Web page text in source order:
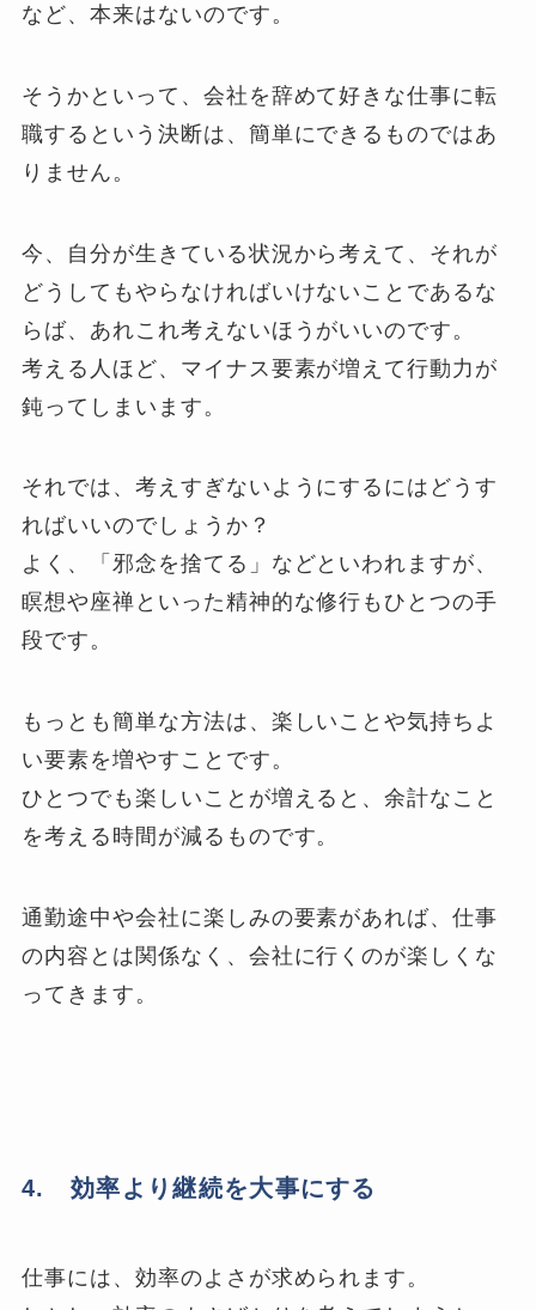
など、本来はないのです。
そうかといって、会社を辞めて好きな仕事に転
職するという決断は、簡単にできるものではあ
りません。
今、自分が生きている状況から考えて、それが
どうしてもやらなければいけないことであるな
らば、あれこれ考えないほうがいいのです。
考える人ほど、マイナス要素が増えて行動力が
鈍ってしまいます。
それでは、考えすぎないようにするにはどうす
ればいいのでしょうか？
よく、「邪念を捨てる」などといわれますが、
瞑想や座禅といった精神的な修行もひとつの手
段です。
もっとも簡単な方法は、楽しいことや気持ちよ
い要素を増やすことです。
ひとつでも楽しいことが増えると、余計なこと
を考える時間が減るものです。
通勤途中や会社に楽しみの要素があれば、仕事
の内容とは関係なく、会社に行くのが楽しくな
ってきます。
4. 効率より継続を大事にする
仕事には、効率のよさが求められます。